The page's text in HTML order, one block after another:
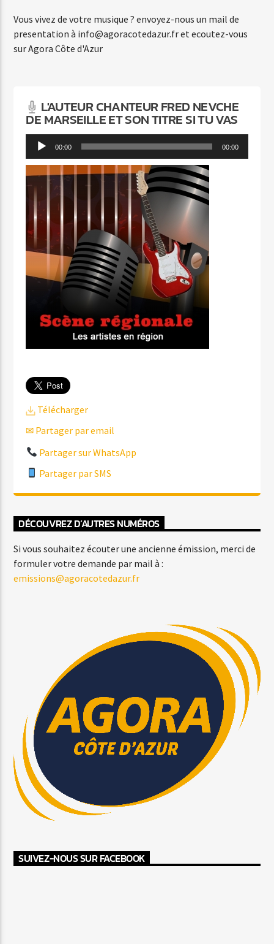
Agora Menton/Monaco
Vous vivez de votre musique ? envoyez-nous un mail de
presentation à info@agoracotedazur.fr et ecoutez-vous
sur Agora Côte d'Azur
L'AUTEUR CHANTEUR FRED NEVCHE
DE MARSEILLE ET SON TITRE SI TU VAS
Lecteur 00:00 00:00
Télécharger
✉ Partager par email
Partager sur WhatsApp
Partager par SMS
DÉCOUVREZ D’AUTRES NUMÉROS
Si vous souhaitez écouter une ancienne émission, merci de
formuler votre demande par mail à :
emissions@agoracotedazur.fr
SUIVEZ-NOUS SUR FACEBOOK